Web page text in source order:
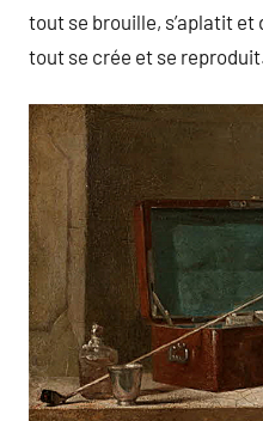
tout se brouille, s’aplatit
tout se crée et se